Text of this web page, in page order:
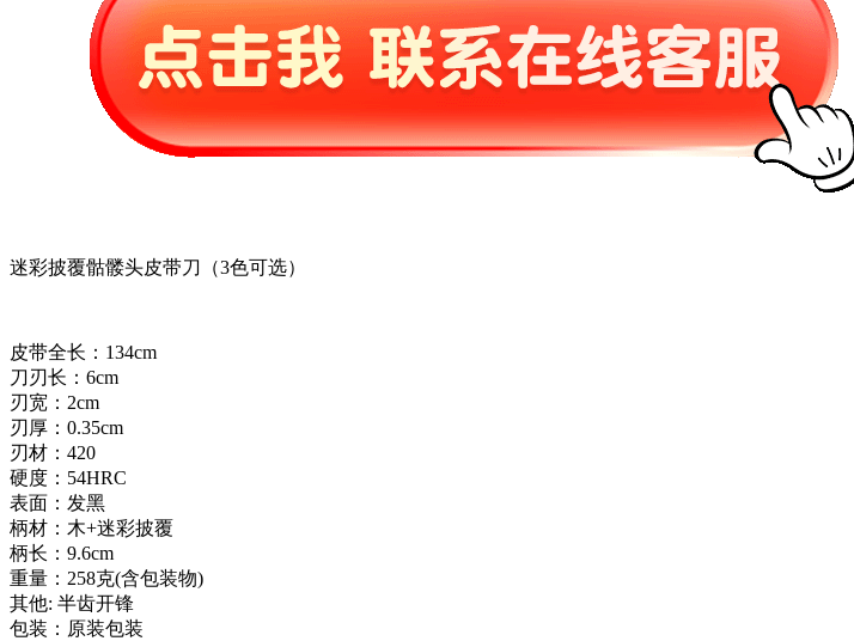
迷彩披覆骷髅头皮带刀（3色可选）
皮带全长：134cm
刀刃长：6cm
刃宽：2cm
刃厚：0.35cm
刃材：420
硬度：54HRC
表面：发黑
柄材：木+迷彩披覆
柄长：9.6cm
重量：258克(含包装物)
其他: 半齿开锋
包装：原装包装